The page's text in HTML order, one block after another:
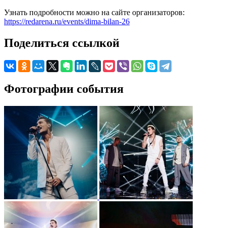
Узнать подробности можно на сайте организаторов:
https://redarena.ru/events/dima-bilan-26
Поделиться ссылкой
Фотографии события